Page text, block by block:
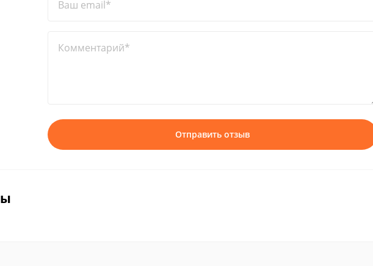
Ваш email*
Комментарий*
Отправить отзыв